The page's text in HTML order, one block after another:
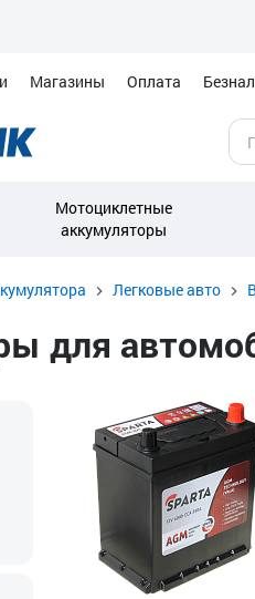
Магазины Оплата Безнал
Мотоциклетные
аккумуляторы
Легковые авто
для